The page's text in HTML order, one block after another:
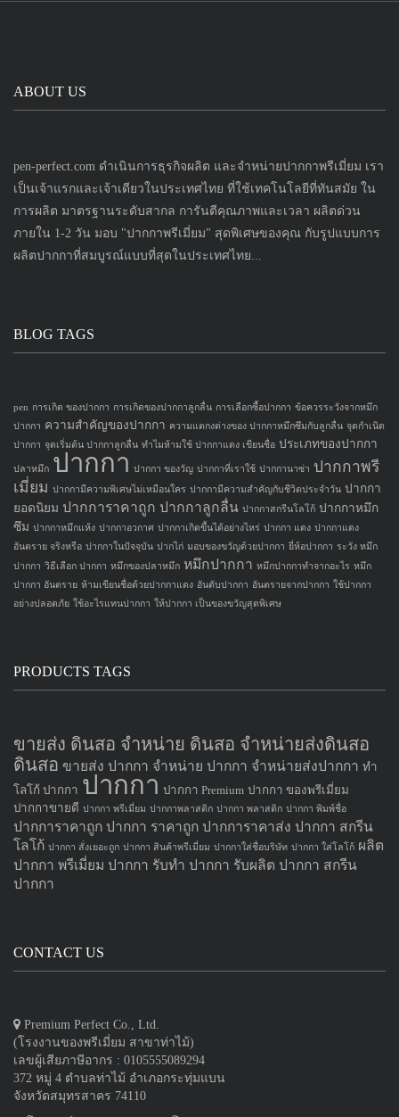
ABOUT US
pen-perfect.com ดำเนินการธุรกิจผลิต และจำหน่ายปากกาพรีเมี่ยม เรา
เป็นเจ้าแรกและเจ้าเดียวในประเทศไทย ที่ใช้เทคโนโลยีที่ทันสมัย ใน
การผลิต มาตรฐานระดับสากล การันตีคุณภาพและเวลา ผลิตด่วน
ภายใน 1-2 วัน มอบ "ปากกาพรีเมี่ยม" สุดพิเศษของคุณ กับรูปแบบการ
ผลิตปากกาที่สมบูรณ์แบบที่สุดในประเทศไทย...
BLOG TAGS
pen การเกิด ของปากกา การเกิดของปากกาลูกลื่น การเลือกซื้อปากกา ข้อควรระวังจากหมึก
ปากกา ความสำคัญของปากกา ความแตกงต่างของ ปากกาหมึกซึมกับลูกลื่น จุดกำเนิด
ปากกา จุดเริ่มต้น ปากกาลูกลื่น ทำไมห้ามใช้ ปากกาแดง เขียนชื่อ ประเภทของปากกา
ปลาหมึก ปากกา ปากกา ของวัญ ปากกาที่เราใช้ ปากกานาซ่า ปากกาพรี
เมี่ยม ปากกามีความพิเศษไม่เหมือนใคร ปากกามีความสำคัญกับชีวิตประจำวัน ปากกา
ยอดนิยม ปากการาคาถูก ปากกาลูกลื่น ปากกาสกรีนโลโก้ ปากกาหมึก
ซึม ปากกาหมึกแห้ง ปากกาอวกาศ ปากกาเกิดขึ้นได้อย่างไหร่ ปากกา แดง ปากกาแดง
อันตราย จริงหรือ ปากกาในปัจจุบัน ปากไก่ มอบของขวัญด้วยปากกา ยี่ห้อปากกา ระวัง หมึก
ปากกา วิธีเลือก ปากกา หมึกของปลาหมึก หมึกปากกา หมึกปากกาทำจากอะไร หมึก
ปากกา อันตราย ห้ามเขียนชื่อด้วยปากกาแดง อันดับปากกา อันตรายจากปากกา ใช้ปากกา
อย่างปลอดภัย ใช้อะไรแทนปากกา ให้ปากกา เป็นของขวัญสุดพิเศษ
PRODUCTS TAGS
ขายส่ง ดินสอ จำหน่าย ดินสอ จำหน่ายส่งดินสอ
ดินสอ ขายส่ง ปากกา จำหน่าย ปากกา จำหน่ายส่งปากกา ทำ
โลโก้ ปากกา ปากกา ปากกา Premium ปากกา ของพรีเมี่ยม
ปากกาขายดี ปากกา พรีเมี่ยม ปากกาพลาสติก ปากกา พลาสติก ปากกา พิมพ์ชื่อ
ปากการาคาถูก ปากกา ราคาถูก ปากการาคาส่ง ปากกา สกรีน
โลโก้ ปากกา สั่งเยอะถูก ปากกา สินค้าพรีเมี่ยม ปากกาใส่ชื่อบริษัท ปากกา ใส่โลโก้ ผลิต
ปากกา พรีเมี่ยม ปากกา รับทำ ปากกา รับผลิต ปากกา สกรีน
ปากกา
CONTACT US
Premium Perfect Co., Ltd.
(โรงงานของพรีเมี่ยม สาขาท่าไม้)
เลขผู้เสียภาษีอากร : 0105555089294
372 หมู่ 4 ตำบลท่าไม้ อำเภอกระทุ่มแบน
จังหวัดสมุทรสาคร 74110